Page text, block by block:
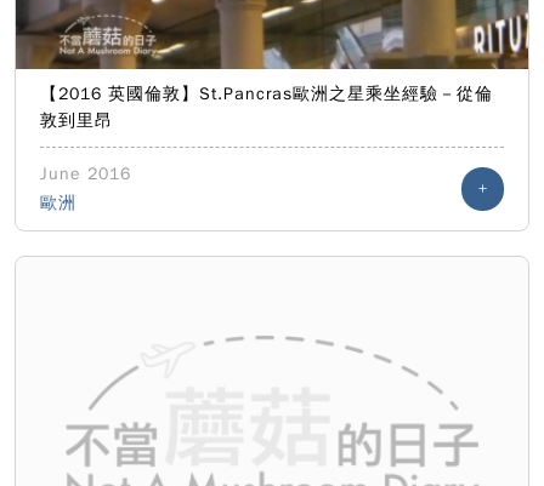
【2016 英國倫敦】St.Pancras歐洲之星乘坐經驗－從倫
敦到里昂
June 2016
歐洲
+